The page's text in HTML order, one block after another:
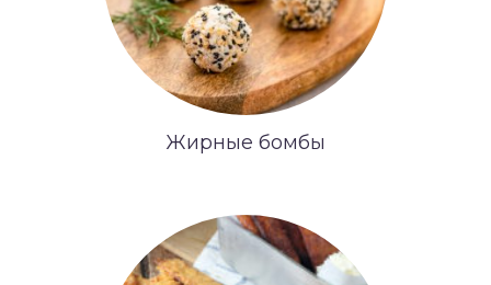
Жирные бомбы